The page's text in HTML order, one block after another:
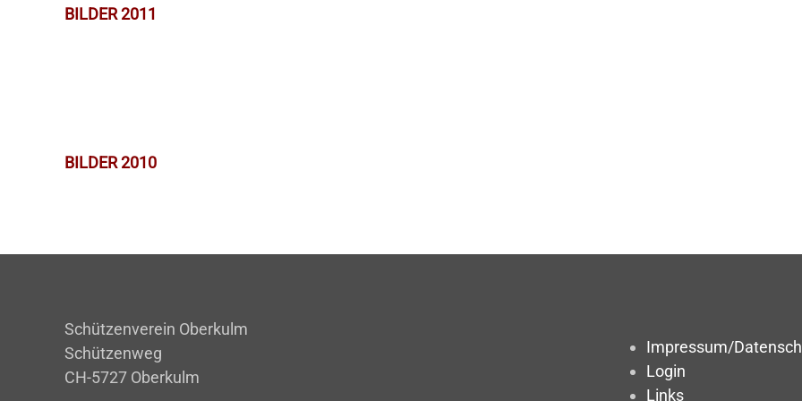
BILDER 2011
BILDER 2010
Schützenverein Oberkulm
Schützenweg
CH-5727 Oberkulm
Impressum/
Login
Links